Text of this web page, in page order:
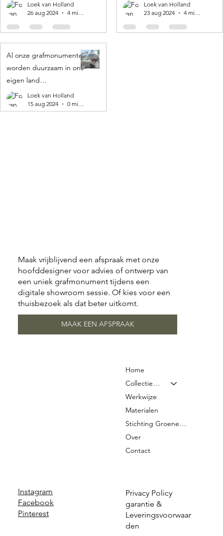
Loek van Holland
26 aug 2024
4 minuten om te lezen
Loek van Holland
23 aug 2024
4 minuten om te lezen
Al onze grafmonumenten
worden duurzaam in ons
eigen land
geproduceerd! 🌍
Loek van Holland
15 aug 2024
0 minuten om te lezen
Instagram
Facebook
Pinterest
Privacy Policy
garantie &
Leveringsvoorwaar
den
Home
Collectie & Prijzen
Werkwijze
Materialen
Stichting Groene Graven
Over
Contact
Maak vrijblijvend een afspraak met onze
hoofddesigner voor advies of ontwerp van
een uniek grafmonument tijdens een
digitale showroom sessie. Of kies voor een
thuisbezoek als dat beter uitkomt.
MAAK EEN AFSPRAAK